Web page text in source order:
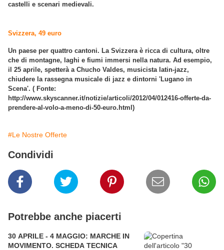
castelli e scenari medievali.
Svizzera, 49 euro
Un paese per quattro cantoni. La Svizzera è ricca di cultura, oltre
che di montagne, laghi e fiumi immersi nella natura. Ad esempio,
il 25 aprile, spetterà a Chucho Valdes, musicista latin-jazz,
chiudere la rassegna musicale di jazz e dintorni 'Lugano in
Scena'. ( Fonte:
http://www.skyscanner.it/notizie/articoli/2012/04/012416-offerte-da-
prendere-al-volo-a-meno-di-50-euro.html)
#Le Nostre Offerte
Condividi
Potrebbe anche piacerti
30 APRILE - 4 MAGGIO: MARCHE IN
MOVIMENTO. SCHEDA TECNICA